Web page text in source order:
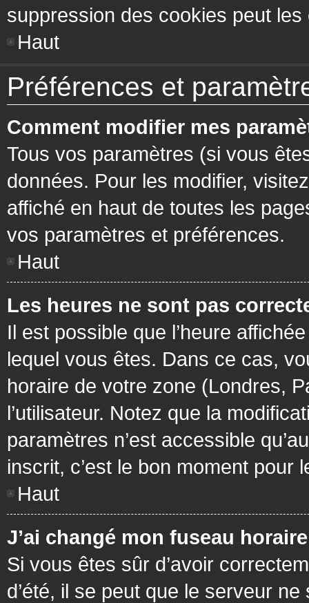
suppression des cookies peut les
Haut
Préférences et
Comment modifier mes
Tous vos paramètres (si vous
données. Pour les modifier,
affiché en haut de toutes les
vos paramètres et préférences.
Haut
Les heures ne sont pas
Il est possible que l’heure
lequel vous êtes. Dans ce cas,
horaire de votre zone (Londres,
l’utilisateur. Notez que la
paramètres n’est accessible
inscrit, c’est le bon moment pour
Haut
J’ai changé mon fuseau
Si vous êtes sûr d’avoir
d’été, il se peut que le serveur